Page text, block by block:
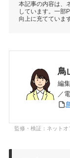
本記事の内容は、
しています。一部
向上に充てています
鳥
編
／
監修・検証：ネットオ